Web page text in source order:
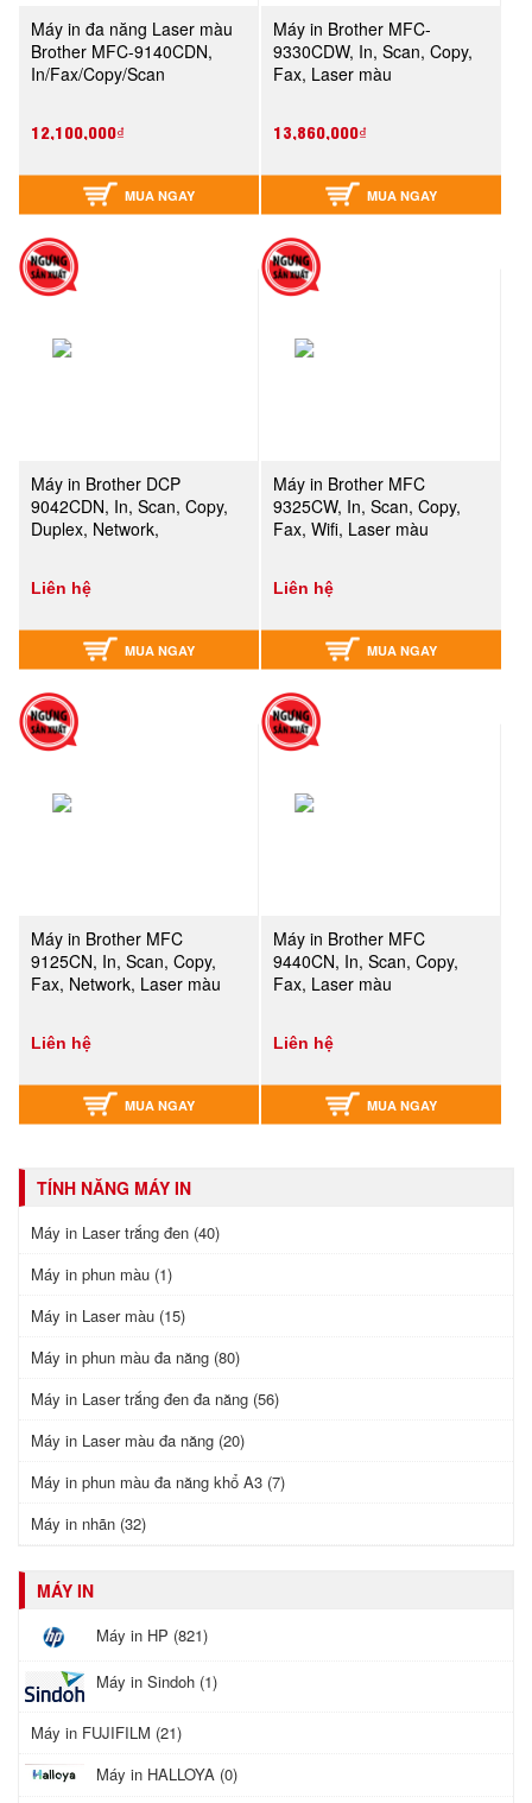
Máy in đa năng Laser màu
Brother MFC-9140CDN,
In/Fax/Copy/Scan
12,100,000₫
MUA NGAY
Máy in Brother MFC-
9330CDW, In, Scan, Copy,
Fax, Laser màu
13,860,000₫
MUA NGAY
Máy in Brother DCP
9042CDN, In, Scan, Copy,
Duplex, Network,
Liên hệ
MUA NGAY
Máy in Brother MFC
9325CW, In, Scan, Copy,
Fax, Wifi, Laser màu
Liên hệ
MUA NGAY
Máy in Brother MFC
9125CN, In, Scan, Copy,
Fax, Network, Laser màu
Liên hệ
MUA NGAY
Máy in Brother MFC
9440CN, In, Scan, Copy,
Fax, Laser màu
Liên hệ
MUA NGAY
TÍNH NĂNG MÁY IN
Máy in Laser trắng đen (40)
Máy in phun màu (1)
Máy in Laser màu (15)
Máy in phun màu đa năng (80)
Máy in Laser trắng đen đa năng (56)
Máy in Laser màu đa năng (20)
Máy in phun màu đa năng khổ A3 (7)
Máy in nhãn (32)
MÁY IN
Máy in HP (821)
Máy in Sindoh (1)
Máy in FUJIFILM (21)
Máy in HALLOYA (0)